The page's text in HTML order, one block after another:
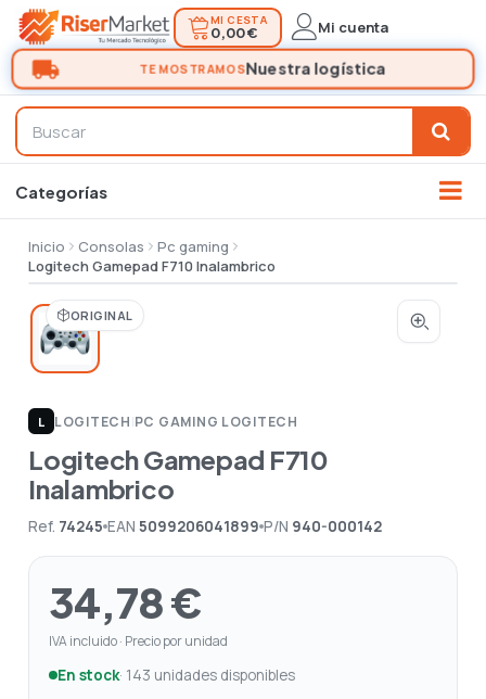
MI CESTA
0,00 € Mi cuenta
Inicio Consolas
Pc gaming
Logitech Gamepad F710 Inalambrico
ORIGINAL
L LOGITECH|PC GAMING LOGITECH
Logitech Gamepad F710
Inalambrico
Ref. 74245 EAN 5099206041899 P/N 940-000142
34,78 €
IVA incluido · Precio por unidad
En stock· 143 unidades disponibles